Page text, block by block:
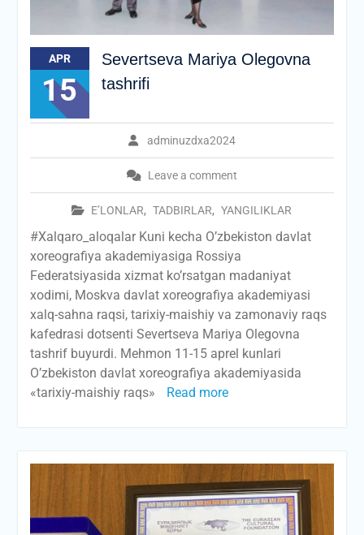
APR
15
Severtseva Mariya Olegovna
tashrifi
adminuzdxa2024
Leave a comment
E’LONLAR, TADBIRLAR, YANGILIKLAR
#Xalqaro_aloqalar Kuni kecha O’zbekiston davlat
xoreografiya akademiyasiga Rossiya
Federatsiyasida xizmat ko’rsatgan madaniyat
xodimi, Moskva davlat xoreografiya akademiyasi
xalq-sahna raqsi, tarixiy-maishiy va zamonaviy raqs
kafedrasi dotsenti Severtseva Mariya Olegovna
tashrif buyurdi. Mehmon 11-15 aprel kunlari
O’zbekiston davlat xoreografiya akademiyasida
«tarixiy-maishiy raqs»
Read more